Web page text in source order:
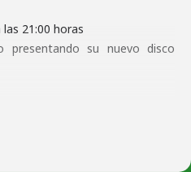
21:00 horas
presentando su nuevo disco